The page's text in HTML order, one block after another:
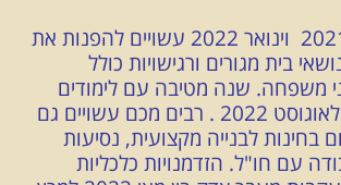
דצמבר 2021 וינואר 2022 עשויים להפנות את
בית מגורים ורגישויות כולל
משפחה. שנה מטיבה עם לימודים
בחודשים בין יוני לאוגוסט 2022 . רבים מכם עשויים גם
בחינות לבנייה מקצועית, נסיעות
עם חו"ל. הזדמנויות כלכליות